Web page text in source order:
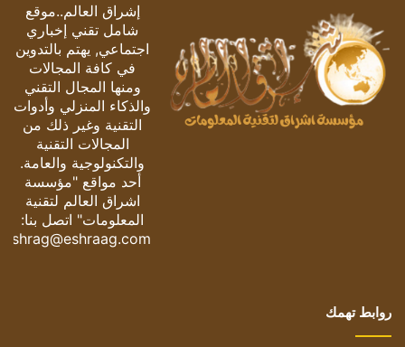
إشراق العالم..موقع
شامل تقني إخباري
اجتماعي, يهتم بالتدوين
في كافة المجالات
ومنها المجال التقني
والذكاء المنزلي وأدوات
التقنية وغير ذلك من
المجالات التقنية
والتكنولوجية والعامة.
أحد مواقع "مؤسسة
اشراق العالم لتقنية
المعلومات" اتصل بنا:
eshrag@eshraag.com
روابط تهمك